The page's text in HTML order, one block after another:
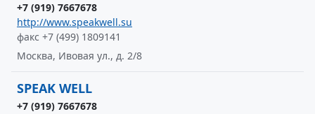
+7 (919) 7667678
http://www.speakwell.su
факс +7 (499) 1809141
Москва, Ивовая ул., д. 2/8
SPEAK WELL
+7 (919) 7667678